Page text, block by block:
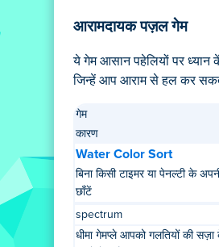
आरामदायक पज़ल गेम
ये गेम आसान पहेलियों पर ध्यान
जिन्हें आप आराम से हल कर
गेम
कारण
Water Color Sort
बिना किसी टाइमर या पेनल्टी के
छाँटें
spectrum
धीमा गेमप्ले आपको गलतियों की सज़ा